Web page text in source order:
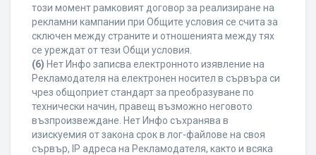
този момент рамковият договор за реализиране на
рекламни кампании при Общите условия се счита за
сключен между страните и отношенията между тях
се уреждат от тези Общи условия.
(6) Нет Инфо записва електронното изявление на
Рекламодателя на електронен носител в сървъра си
чрез общоприет стандарт за преобразуване по
технически начин, правещ възможно неговото
възпроизвеждане. Нет Инфо съхранява в
изискуемия от закона срок в лог-файлове на своя
сървър, IP адреса на Рекламодателя, както и всяка